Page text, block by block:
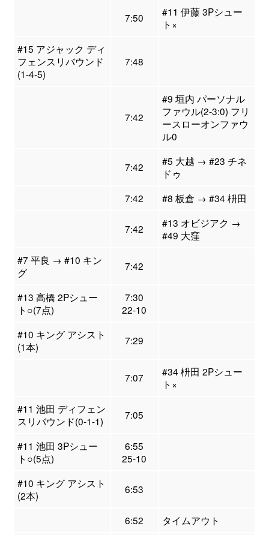
7:50
#11 伊藤 3Pシュー
ト×
#15 アジャック ディ
フェンスリバウンド
(1-4-5)
7:48
7:42
#9 垣内 パーソナル
ファウル(2-3:0) フリ
ースローオンファウ
ル0
7:42
#5 大越 → #23 チネ
ドゥ
7:42
#8 板倉 → #34 枡田
7:42
#13 オビジアク →
#49 大窪
#7 平良 → #10 キン
グ
7:42
#13 高橋 2Pシュー
ト○(7点)
7:30
22-10
#10 キング アシスト
(1本)
7:29
7:07
#34 枡田 2Pシュー
ト×
#11 池田 ディフェン
スリバウンド(0-1-1)
7:05
#11 池田 3Pシュー
ト○(5点)
6:55
25-10
#10 キング アシスト
(2本)
6:53
6:52 タイムアウト